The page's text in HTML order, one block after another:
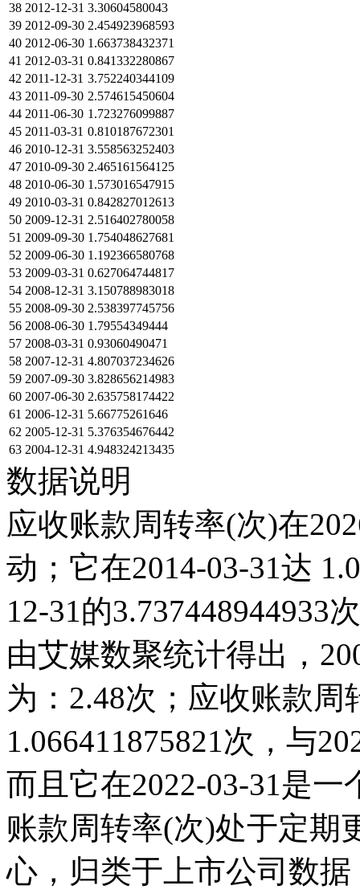
38 2012-12-31 3.30604580043
39 2012-09-30 2.454923968593
40 2012-06-30 1.663738432371
41 2012-03-31 0.841332280867
42 2011-12-31 3.752240344109
43 2011-09-30 2.574615450604
44 2011-06-30 1.723276099887
45 2011-03-31 0.810187672301
46 2010-12-31 3.558563252403
47 2010-09-30 2.465161564125
48 2010-06-30 1.573016547915
49 2010-03-31 0.842827012613
50 2009-12-31 2.516402780058
51 2009-09-30 1.754048627681
52 2009-06-30 1.192366580768
53 2009-03-31 0.627064744817
54 2008-12-31 3.150788983018
55 2008-09-30 2.538397745756
56 2008-06-30 1.79554349444
57 2008-03-31 0.93060490471
58 2007-12-31 4.807037234626
59 2007-09-30 3.828656214983
60 2007-06-30 2.635758174422
61 2006-12-31 5.66775261646
62 2005-12-31 5.376354676442
63 2004-12-31 4.948324213435
数据说明
应收账款周转率(次)在
动；它在2014-03-31达
12-31的3.737448944933
由艾媒数聚统计得出，
为：2.48次；应收账款周
1.066411875821次，与
而且它在2022-03-31是
账款周转率(次)处于定期
心，归类于上市公司数